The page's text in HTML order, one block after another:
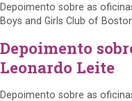
Depoimento sobre as
Boys and Girls Club of
Depoimento
Leonardo Leite
Depoimento sobre as